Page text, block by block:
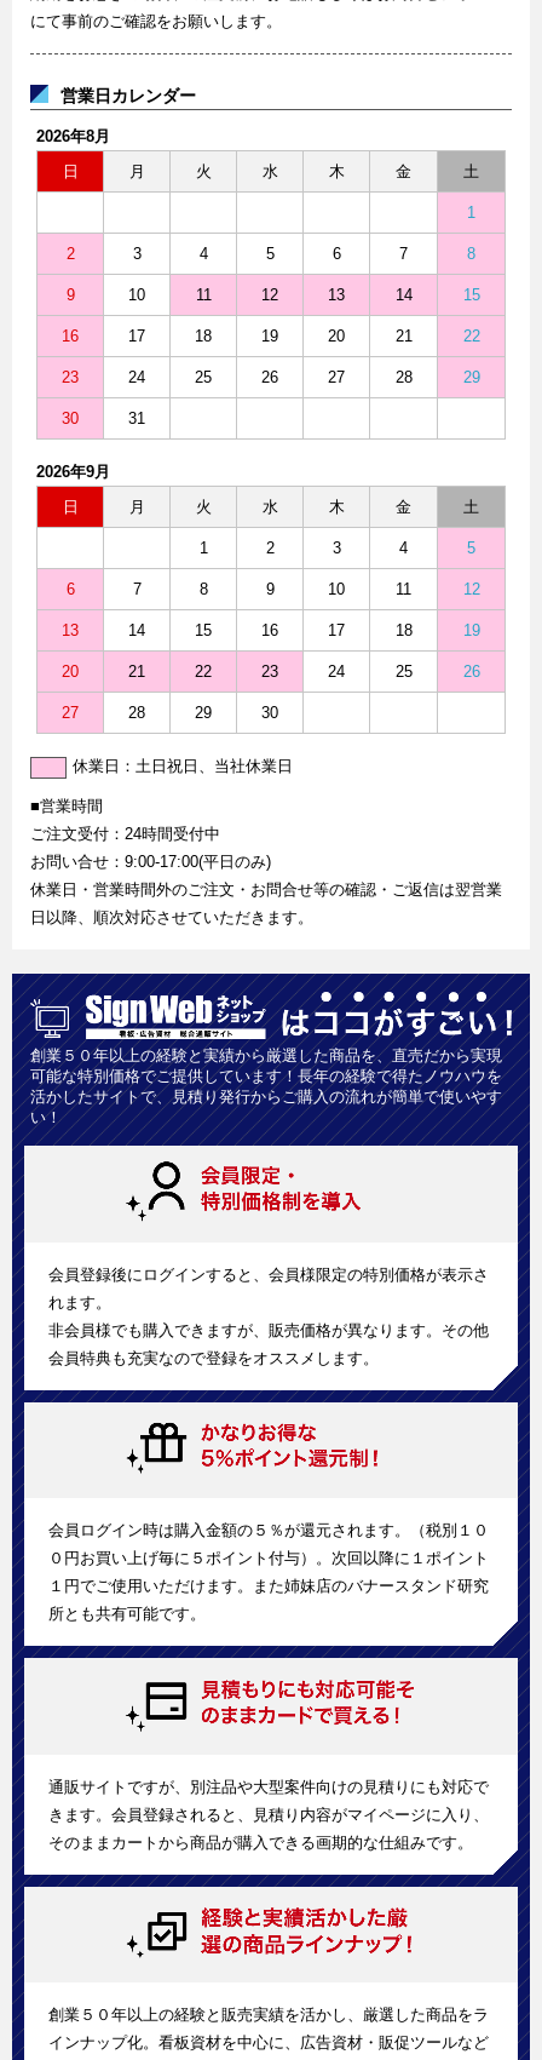
にて事前のご確認をお願いします。
営業日カレンダー
2026年8月
日
月 火 水 木 金 土
1
2 3 4 5 6 7 8
9 10 11 12 13 14 15
16 17 18 19 20 21 22
23 24 25 26 27 28 29
30 31
2026年9月
日
月 火 水 木 金 土
1 2 3 4 5
6 7 8 9 10 11 12
13 14 15 16 17 18 19
20 21 22 23 24 25 26
27 28 29 30
休業日：土日祝日、当社休業日
■営業時間
ご注文受付：24時間受付中
お問い合せ：9:00-17:00(平日のみ)
休業日・営業時間外のご注文・お問合せ等の確認・ご返信は翌営業
日以降、順次対応させていただきます。
創業５０年以上の経験と実績から厳選した商品を、直売だから実現
可能な特別価格でご提供しています！長年の経験で得たノウハウを
活かしたサイトで、見積り発行からご購入の流れが簡単で使いやす
い！
会員登録後にログインすると、会員様限定の特別価格が表示さ
れます。
非会員様でも購入できますが、販売価格が異なります。その他
会員特典も充実なので登録をオススメします。
会員ログイン時は購入金額の５％が還元されます。（税別１０
０円お買い上げ毎に５ポイント付与）。次回以降に１ポイント
１円でご使用いただけます。また姉妹店のバナースタンド研究
所とも共有可能です。
通販サイトですが、別注品や大型案件向けの見積りにも対応で
きます。会員登録されると、見積り内容がマイページに入り、
そのままカートから商品が購入できる画期的な仕組みです。
創業５０年以上の経験と販売実績を活かし、厳選した商品をラ
インナップ化。看板資材を中心に、広告資材・販促ツールなど